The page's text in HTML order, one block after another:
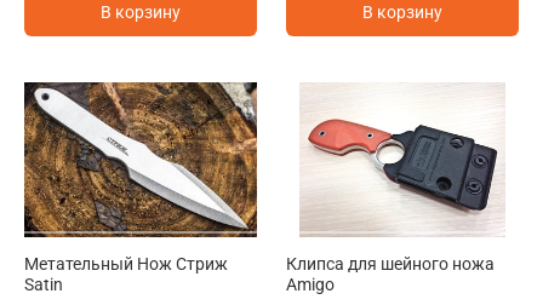
В корзину В корзину
Метательный Нож Стриж
Satin
Клипса для шейного ножа
Amigo